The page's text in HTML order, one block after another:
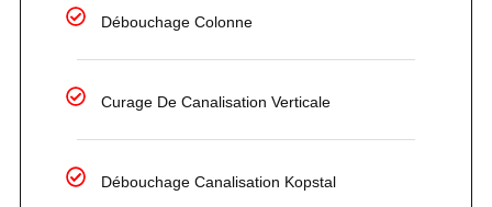
Débouchage Colonne
Curage De Canalisation Verticale
Débouchage Canalisation Kopstal